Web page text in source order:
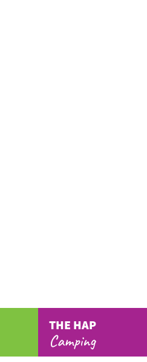
THE HAP
Camping